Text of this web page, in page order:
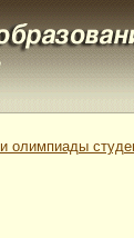
олимпиады